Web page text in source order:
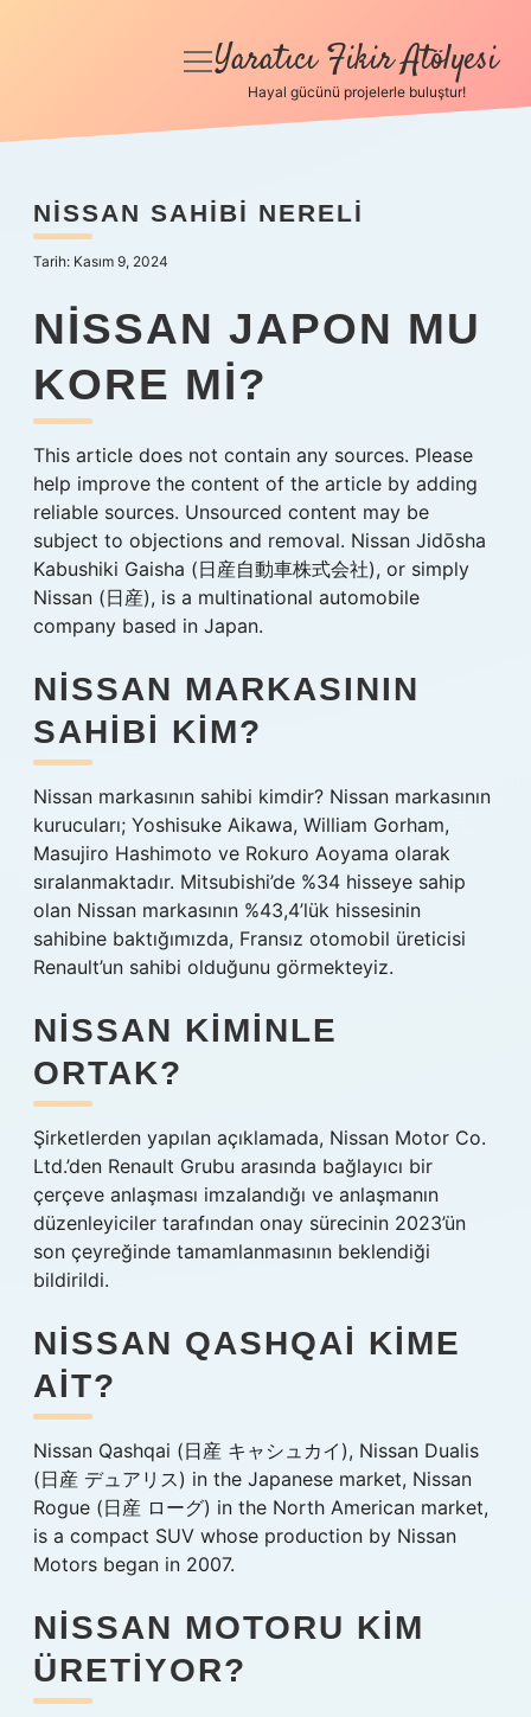
Anasayfa
Yasal Uyarı
menüyü
Yaratıcı Fikir Atölyesi
Hayal gücünü projelerle buluştur!
NISSAN SAHIBI NERELI
Tarih: Kasım 9, 2024
NISSAN JAPON MU
KORE MI?
This article does not contain any sources. Please
help improve the content of the article by adding
reliable sources. Unsourced content may be
subject to objections and removal. Nissan Jidōsha
Kabushiki Gaisha (日産自動車株式会社), or simply
Nissan (日産), is a multinational automobile
company based in Japan.
NISSAN MARKASININ
SAHIBI KIM?
Nissan markasının sahibi kimdir? Nissan markasının
kurucuları; Yoshisuke Aikawa, William Gorham,
Masujiro Hashimoto ve Rokuro Aoyama olarak
sıralanmaktadır. Mitsubishi’de %34 hisseye sahip
olan Nissan markasının %43,4’lük hissesinin
sahibine baktığımızda, Fransız otomobil üreticisi
Renault’un sahibi olduğunu görmekteyiz.
NISSAN KIMINLE
ORTAK?
Şirketlerden yapılan açıklamada, Nissan Motor Co.
Ltd.’den Renault Grubu arasında bağlayıcı bir
çerçeve anlaşması imzalandığı ve anlaşmanın
düzenleyiciler tarafından onay sürecinin 2023’ün
son çeyreğinde tamamlanmasının beklendiği
bildirildi.
NISSAN QASHQAI KIME
AIT?
Nissan Qashqai (日産 キャシュカイ), Nissan Dualis
(日産 デュアリス) in the Japanese market, Nissan
Rogue (日産 ローグ) in the North American market,
is a compact SUV whose production by Nissan
Motors began in 2007.
NISSAN MOTORU KIM
ÜRETIYOR?